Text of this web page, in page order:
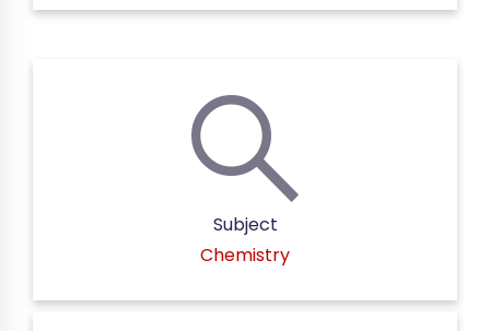
Subject
Chemistry